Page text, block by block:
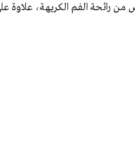
رائحة الفم الكريهة، علاوة